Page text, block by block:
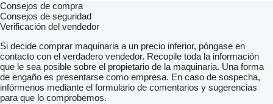
Consejos de compra
Consejos de seguridad
Verificación del vendedor
Si decide comprar maquinaria a un precio inferior, póngase en
contacto con el verdadero vendedor. Recopile toda la información
que le sea posible sobre el propietario de la maquinaria. Una forma
de engaño es presentarse como empresa. En caso de sospecha,
infórmenos mediante el formulario de comentarios y sugerencias
para que lo comprobemos.